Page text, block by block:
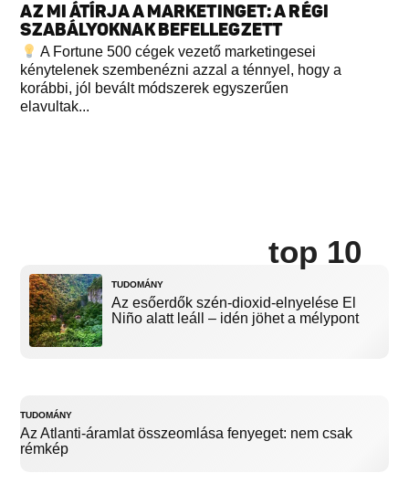
AZ MI ÁTÍRJA A MARKETINGET: A RÉGI
SZABÁLYOKNAK BEFELLEGZETT
A Fortune 500 cégek vezető marketingesei
kénytelenek szembenézni azzal a ténnyel, hogy a
korábbi, jól bevált módszerek egyszerűen
elavultak...
top 10
TUDOMÁNY
Az esőerdők szén-dioxid-elnyelése El
Niño alatt leáll – idén jöhet a mélypont
TUDOMÁNY
Az Atlanti-áramlat összeomlása fenyeget: nem csak
rémkép